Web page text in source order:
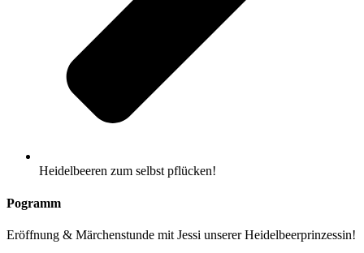
Heidelbeeren zum selbst pflücken!
Pogramm
Eröffnung & Märchenstunde mit Jessi unserer Heidelbeerprinzessin!